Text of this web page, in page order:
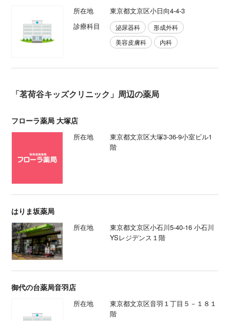
所在地
東京都文京区小日向4-4-3
診療科目
泌尿器科
形成外科
美容皮膚科
内科
「茗荷谷キッズクリニック」周辺の薬局
フローラ薬局 大塚店
所在地
東京都文京区大塚3-36-9小室ビル1
階
はりま坂薬局
所在地
東京都文京区小石川5-40-16 小石川
YSレジデンス１​​階
御代の台薬局音羽店
所在地
東京都文京区音羽１丁目５－１８１
階